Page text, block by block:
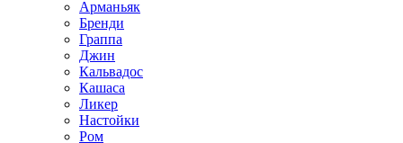
Арманьяк
Бренди
Граппа
Джин
Кальвадос
Кашаса
Ликер
Настойки
Ром